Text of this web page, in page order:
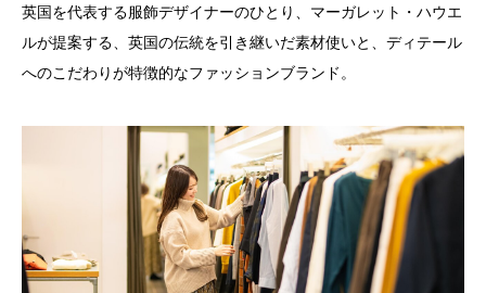
英国を代表する服飾デザイナーのひとり、マーガレット・ハウエ
ルが提案する、英国の伝統を引き継いだ素材使いと、ディテール
へのこだわりが特徴的なファッションブランド。